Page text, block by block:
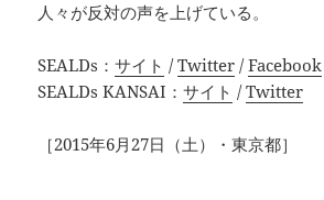
人々が反対の声を上げている。
SEALDs：サイト /Twitter /Facebook
SEALDs KANSAI：サイト /Twitter
［2015年6月27日（土）・東京都］